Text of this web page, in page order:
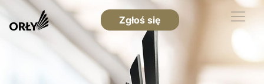
Zgłoś się